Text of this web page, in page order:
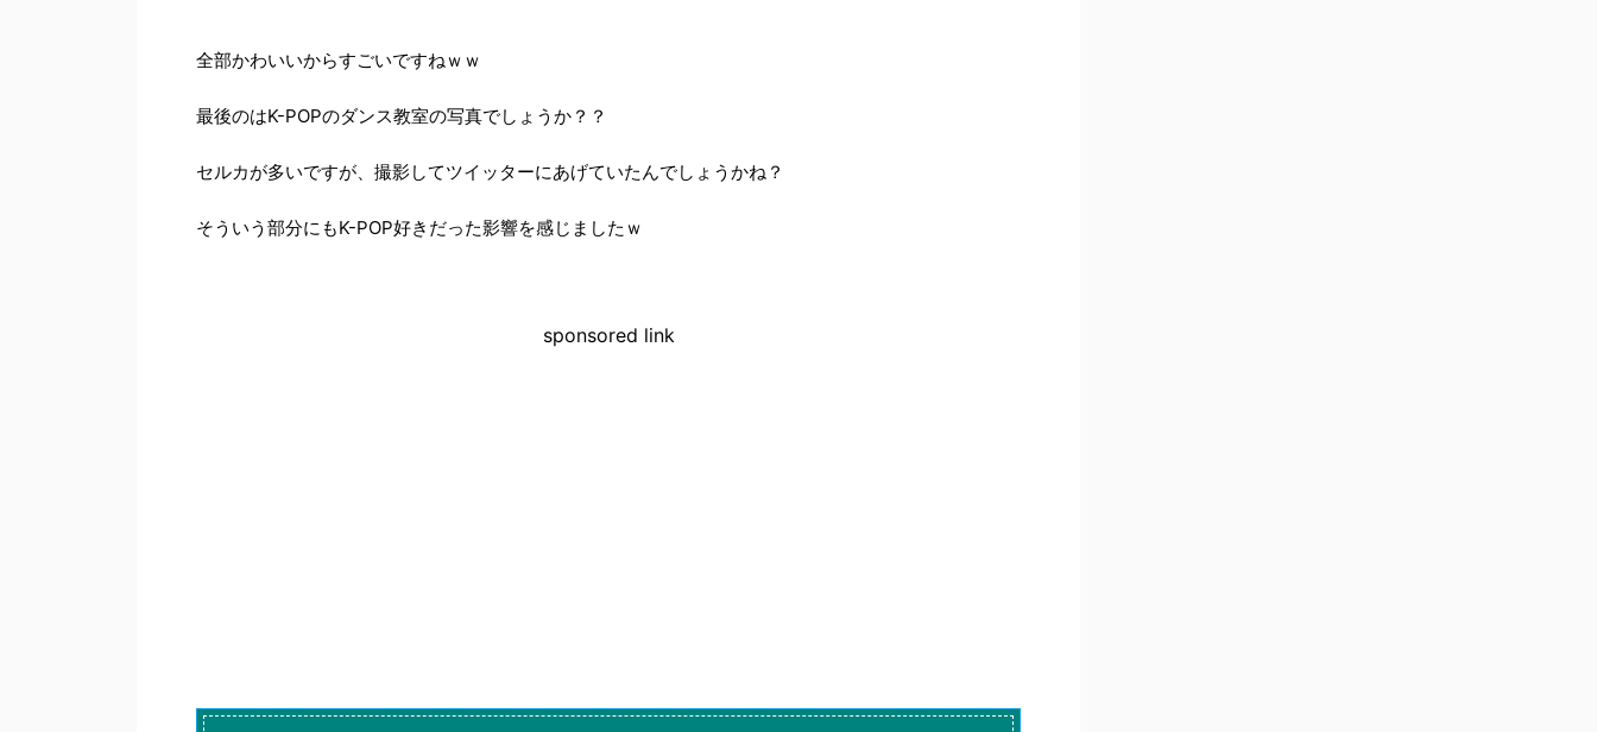
全部かわいいからすごいですねｗｗ
最後のはK-POPのダンス教室の写真でしょうか？？
セルカが多いですが、撮影してツイッターにあげていたんでしょうかね？
そういう部分にもK-POP好きだった影響を感じましたｗ
sponsored link